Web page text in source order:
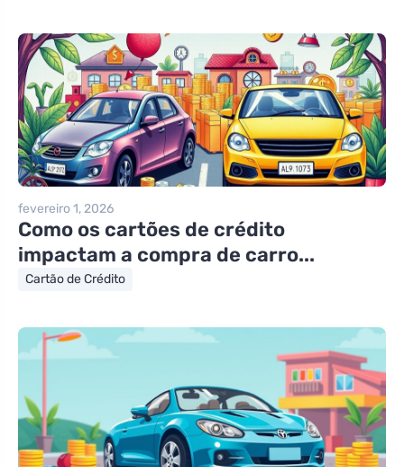
fevereiro 1, 2026
Como os cartões de crédito
impactam a compra de carro...
Cartão de Crédito